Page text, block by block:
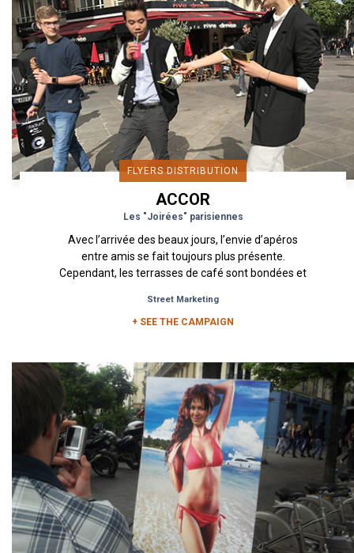
FLYERS DISTRIBUTION
ACCOR
Les "Joirées" parisiennes
Avec l’arrivée des beaux jours, l’envie d’apéros
entre amis se fait toujours plus présente.
Cependant, les terrasses de café sont bondées et
Street Marketing
+ SEE THE CAMPAIGN